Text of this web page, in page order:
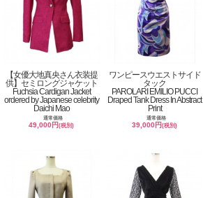
【女優大地真央さん衣装提
供】セミロングジャケット
Fuchsia Cardigan Jacket
ordered by Japanese celebrity
Daichi Mao
通常価格
49,000円(税別)
ワンピースウエストサイド
タック
PAROLARI EMILIO PUCCI
Draped Tank Dress In Abstract
Print
通常価格
39,000円(税別)